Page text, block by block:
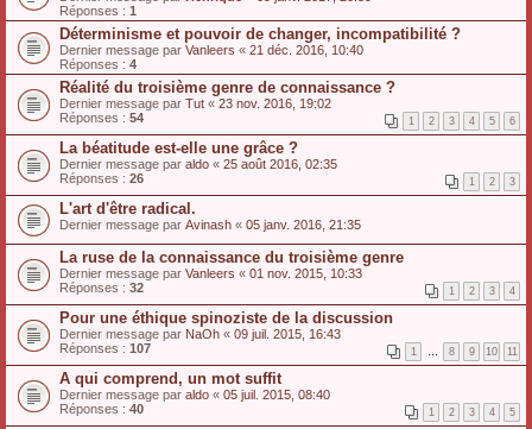
Réponses : 1
Déterminisme et pouvoir de changer, incompatibilité ?
Dernier message par Vanleers « 21 déc. 2016, 10:40
Réponses : 4
Réalité du troisième genre de connaissance ?
Dernier message par Tut « 23 nov. 2016, 19:02
Réponses : 54 1 2 3 4 5 6
La béatitude est-elle une grâce ?
Dernier message par aldo « 25 août 2016, 02:35
Réponses : 26 1 2 3
L'art d'être radical.
Dernier message par Avinash « 05 janv. 2016, 21:35
La ruse de la connaissance du troisième genre
Dernier message par Vanleers « 01 nov. 2015, 10:33
Réponses : 32 1 2 3 4
Pour une éthique spinoziste de la discussion
Dernier message par NaOh « 09 juil. 2015, 16:43
Réponses : 107 1 … 8 9 10 11
A qui comprend, un mot suffit
Dernier message par aldo « 05 juil. 2015, 08:40
Réponses : 40 1 2 3 4 5